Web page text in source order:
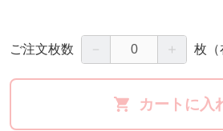
北烏山地区体育室 運動広場
https://www.kitakarasuyama-
ご注文枚数 － ＋ 枚
カートに入